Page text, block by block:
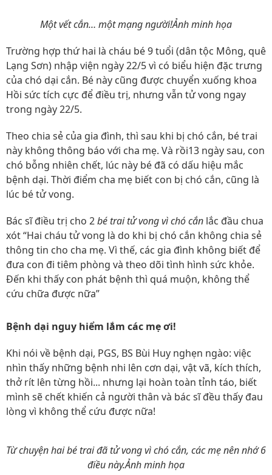
Một vết cắn… một mạng người!Ảnh minh họa
Trường hợp thứ hai là cháu bé 9 tuổi (dân tộc Mông, quê
Lạng Sơn) nhập viện ngày 22/5 vì có biểu hiện đặc trưng
của chó dại cắn. Bé này cũng được chuyển xuống khoa
Hồi sức tích cực để điều trị, nhưng vẫn tử vong ngay
trong ngày 22/5.
Theo chia sẻ của gia đình, thì sau khi bị chó cắn, bé trai
này không thông báo với cha mẹ. Và rồi13 ngày sau, con
chó bỗng nhiên chết, lúc này bé đã có dấu hiệu mắc
bệnh dại. Thời điểm cha mẹ biết con bị chó cắn, cũng là
lúc bé tử vong.
Bác sĩ điều trị cho 2bé trai tử vong vì chó cắn lắc đầu chua
xót “Hai cháu tử vong là do khi bị chó cắn không chia sẻ
thông tin cho cha mẹ. Vì thế, các gia đình không biết để
đưa con đi tiêm phòng và theo dõi tình hình sức khỏe.
Đến khi thấy con phát bệnh thì quá muộn, không thể
cứu chữa được nữa”
Bệnh dại nguy hiểm lắm các mẹ ơi!
Khi nói về bệnh dại, PGS, BS Bùi Huy nghẹn ngào: việc
nhìn thấy những bệnh nhi lên cơn dại, vật vã, kích thích,
thở rít lên từng hồi... nhưng lại hoàn toàn tỉnh táo, biết
mình sẽ chết khiến cả người thân và bác sĩ đều thấy đau
lòng vì không thể cứu được nữa!
Từ chuyện hai bé trai đã tử vong vì chó cắn, các mẹ nên nhớ 6
điều này.Ảnh minh họa